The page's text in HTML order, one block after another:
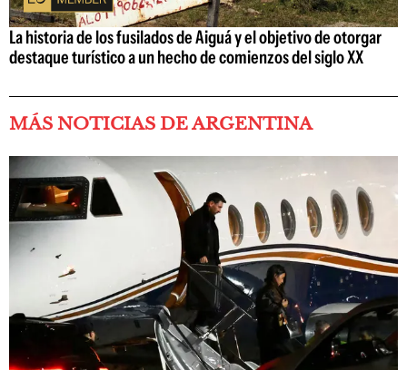
La historia de los fusilados de Aiguá y el objetivo de otorgar
destaque turístico a un hecho de comienzos del siglo XX
MÁS NOTICIAS DE ARGENTINA